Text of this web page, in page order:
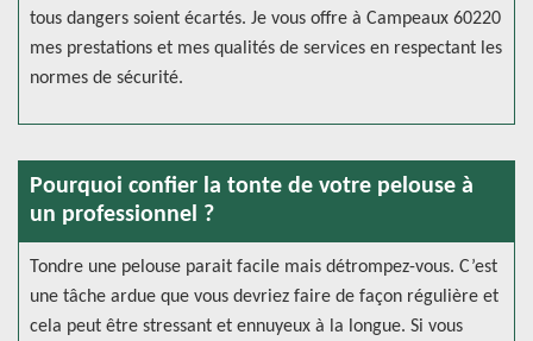
tous dangers soient écartés. Je vous offre à Campeaux 60220
mes prestations et mes qualités de services en respectant les
normes de sécurité.
Pourquoi confier la tonte de votre pelouse à
un professionnel ?
Tondre une pelouse parait facile mais détrompez-vous. C’est
une tâche ardue que vous devriez faire de façon régulière et
cela peut être stressant et ennuyeux à la longue. Si vous